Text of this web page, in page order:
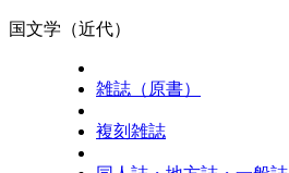
国文学（近代）
雑誌（原書）
複刻雑誌